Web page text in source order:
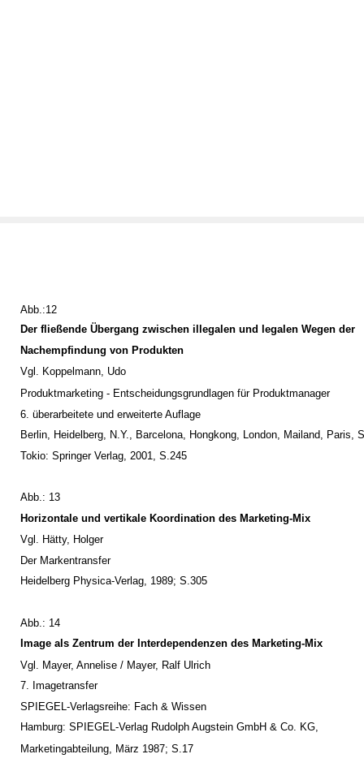
Abb.:12
Der fließende Übergang zwischen illegalen und legalen Wegen der
Nachempfindung von Produkten
Vgl. Koppelmann, Udo
Produktmarketing - Entscheidungsgrundlagen für Produktmanager
6. überarbeitete und erweiterte Auflage
Berlin, Heidelberg, N.Y., Barcelona, Hongkong, London, Mailand, Paris,
Tokio: Springer Verlag, 2001, S.245
Abb.: 13
Horizontale und vertikale Koordination des Marketing-Mix
Vgl. Hätty, Holger
Der Markentransfer
Heidelberg Physica-Verlag, 1989; S.305
Abb.: 14
Image als Zentrum der Interdependenzen des Marketing-Mix
Vgl. Mayer, Annelise / Mayer, Ralf Ulrich
7. Imagetransfer
SPIEGEL-Verlagsreihe: Fach & Wissen
Hamburg: SPIEGEL-Verlag Rudolph Augstein GmbH & Co. KG,
Marketingabteilung, März 1987; S.17